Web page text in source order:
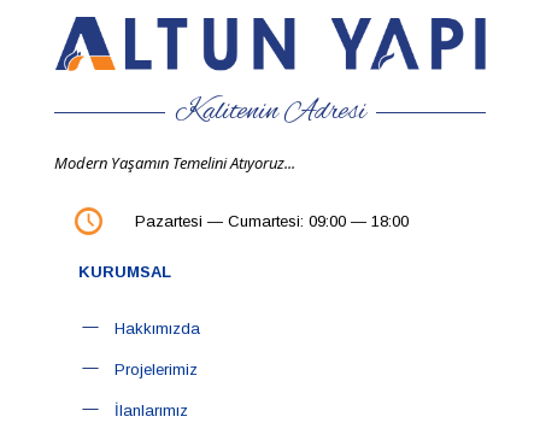
Kalitenin Adresi
Modern Yaşamın Temelini Atıyoruz...
Pazartesi — Cumartesi: 09:00 — 18:00
KURUMSAL
Hakkımızda
Projelerimiz
İlanlarımız